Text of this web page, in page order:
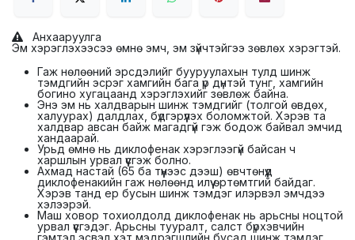
Анхааруулга
Эм хэрэглэхээсээ өмнө эмч, эм зүйчтэйгээ зөвлөх хэрэгтэй.
Гаж нөлөөний эрсдэлийг бууруулахын тулд шинж
тэмдгийн эсрэг хамгийн бага үр дүнтэй тунг, хамгийн
богино хугацаанд хэрэглэхийг зөвлөж байна.
Энэ эм нь халдварын шинж тэмдгийг (толгой өвдөх,
халуурах) далдлах, бүдгэрүүлэх боломжтой. Хэрэв та
халдвар авсан байж магадгүй гэж бодож байвал эмчид
хандаарай.
Урьд өмнө нь диклофенак хэрэглээгүй байсан ч
харшлын урвал үүсгэж болно.
Ахмад настай (65 ба түүнээс дээш) өвчтөнүүд
диклофенакийн гаж нөлөөнд илүү өртөмтгий байдаг.
Хэрэв танд ер бусын шинж тэмдэг илэрвэл эмчдээ
хэлээрэй.
Маш ховор тохиолдолд диклофенак нь арьсны ноцтой
урвал үүсгэдэг. Арьсны тууралт, салст бүрхэвчийн